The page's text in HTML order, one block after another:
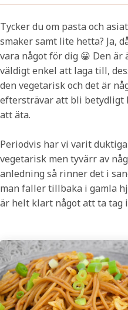
Tycker du om pasta och
smaker samt lite hetta? Ja,
vara något för dig 😀 Den är
väldigt enkel att laga till,
den vegetarisk och det är
eftersträvar att bli betydligt
att äta.
Periodvis har vi varit
vegetarisk men tyvärr av
anledning så rinner det i
man faller tillbaka i gamla
är helt klart något att ta tag